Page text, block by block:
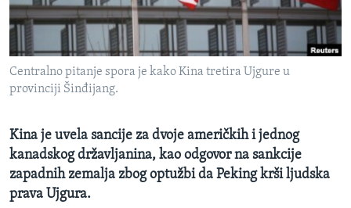
MAGAZIN
O GLASU AMERIKE
Learning English
PRATITE NAS
Jezici
Centralno pitanje spora je kako Kina tretira Ujgure u
provinciji Šinđijang.
Kina je uvela sancije za dvoje američkih i jednog
kanadskog državljanina, kao odgovor na sankcije
zapadnih zemalja zbog optužbi da Peking krši ljudska
prava Ujgura.